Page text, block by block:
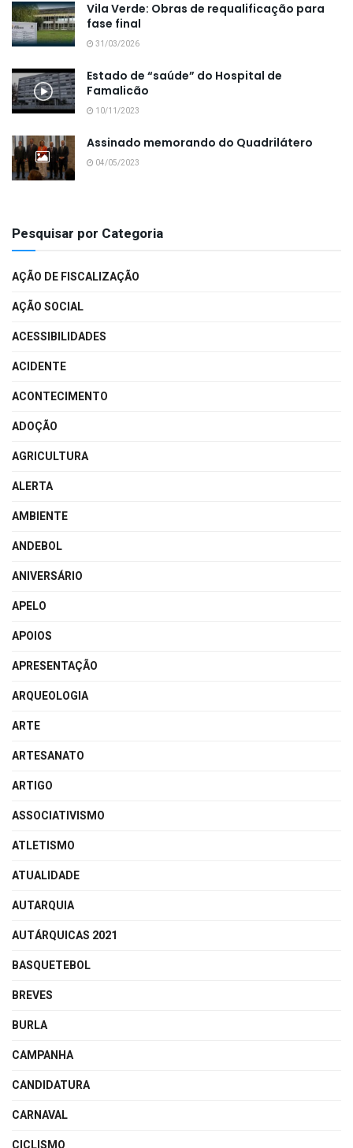
Vila Verde: Obras de requalificação para
fase final
31/03/2026
Estado de “saúde” do Hospital de
Famalicão
10/11/2023
Assinado memorando do Quadrilátero
04/05/2023
Pesquisar por Categoria
AÇÃO DE FISCALIZAÇÃO
AÇÃO SOCIAL
ACESSIBILIDADES
ACIDENTE
ACONTECIMENTO
ADOÇÃO
AGRICULTURA
ALERTA
AMBIENTE
ANDEBOL
ANIVERSÁRIO
APELO
APOIOS
APRESENTAÇÃO
ARQUEOLOGIA
ARTE
ARTESANATO
ARTIGO
ASSOCIATIVISMO
ATLETISMO
ATUALIDADE
AUTARQUIA
AUTÁRQUICAS 2021
BASQUETEBOL
BREVES
BURLA
CAMPANHA
CANDIDATURA
CARNAVAL